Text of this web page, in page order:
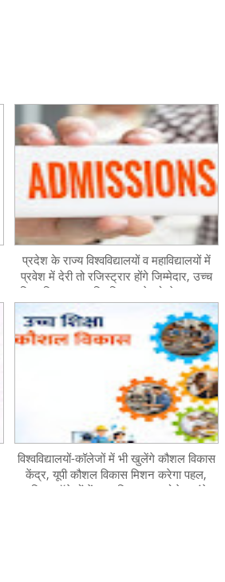
प्रदेश के राज्य विश्वविद्यालयों व महाविद्यालयों में
प्रवेश में देरी तो रजिस्ट्रार होंगे जिम्मेदार, उच्च
शिक्षा विभाग सत्र नियमित करने को लेकर सख्त
विश्वविद्यालयों-कॉलेजों में भी खुलेंगे कौशल विकास
केंद्र, यूपी कौशल विकास मिशन करेगा पहल,
महिला कॉलेजों में प्राथमिकता पर खोले जाएंगे